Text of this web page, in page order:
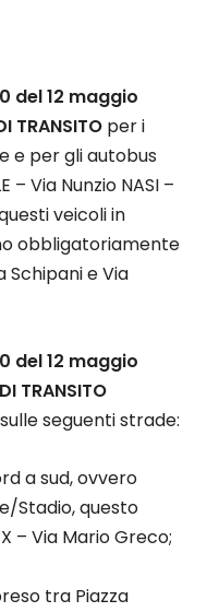
del 12 maggio
TRANSITO per i
e per gli autobus
– Via Nunzio NASI –
veicoli in
obbligatoriamente
Schipani e Via
del 12 maggio
TRANSITO
seguenti strade:
a sud, ovvero
Stadio, questo
– Via Mario Greco;
tra Piazza